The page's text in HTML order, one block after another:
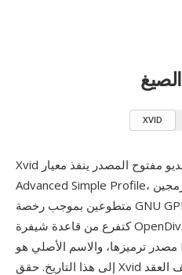
XVID
Advanced Simple Profile، طُوّر وصِين من قبل مبرمجين
متطوعين بموجب رخصة GNU GPL. نشأ المشروع عام 2001
كتفرع من قاعدة شيفرة OpenDivX بعد أن أغلقت DivX, Inc.
مصدر ترميزها، والاسم الأصلي هو DivX مكتوباً بالعكس كإشارة
إلى هذا التاريخ. حقق Xvid اعتماداً واسعاً في أوائل ومنتصف العقد